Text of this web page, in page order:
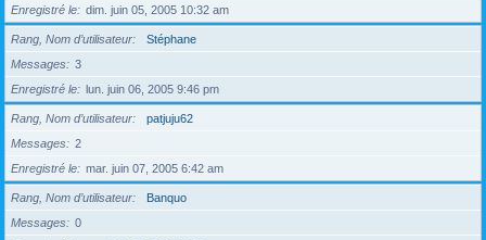
Enregistré le
dim. juin 05, 2005 10:32 am
Rang, Nom d’utilisateur
Stéphane
Messages
3
Enregistré le
lun. juin 06, 2005 9:46 pm
Rang, Nom d’utilisateur
patjuju62
Messages
2
Enregistré le
mar. juin 07, 2005 6:42 am
Rang, Nom d’utilisateur
Banquo
Messages
0